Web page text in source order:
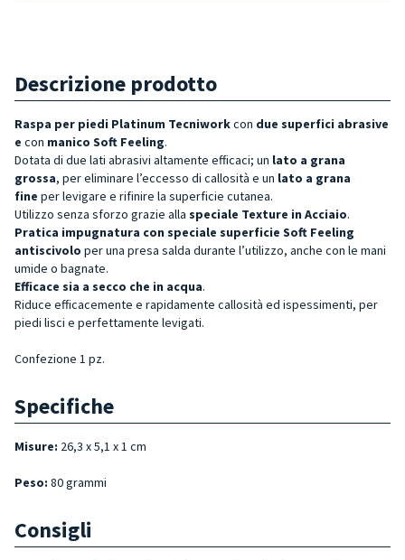
Descrizione prodotto
Raspa per piedi Platinum Tecniworkcon due superfici abrasive
e con manico Soft Feeling.
Dotata di due lati abrasivi altamente efficaci; un lato a grana
grossa, per eliminare l’eccesso di callosità e un lato a grana
fine per levigare e rifinire la superficie cutanea.
Utilizzo senza sforzo grazie alla speciale Texture in Acciaio.
Pratica impugnatura con speciale superficie Soft Feeling
antiscivolo per una presa salda durante l’utilizzo, anche con le mani
umide o bagnate.
Efficace sia a secco che in acqua.
Riduce efficacemente e rapidamente callosità ed ispessimenti, per
piedi lisci e perfettamente levigati.
Confezione 1 pz.
Specifiche
Misure: 26,3 x 5,1 x 1 cm
Peso: 80 grammi
Consigli